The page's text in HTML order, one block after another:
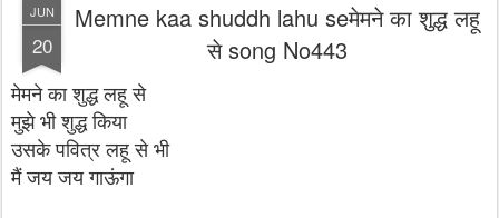
JUN
20
Memne kaa shuddh lahu seमेमने का शुद्ध लहू
से song No443
मेमने का शुद्ध लहू से
मुझे भी शुद्ध किया
उसके पवित्र लहू से भी
मैं जय जय गाऊंगा